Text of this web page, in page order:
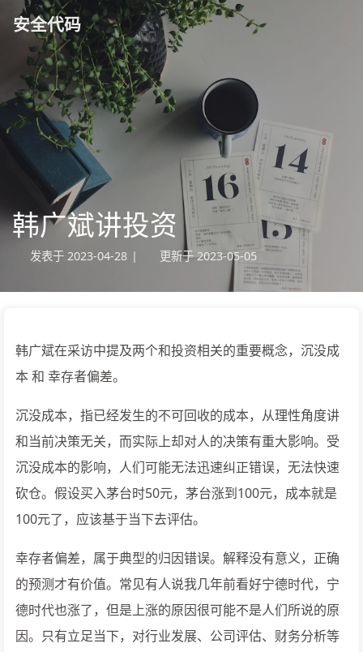
安全代码
韩广斌讲投资
发表于 2023-04-28 | 更新于 2023-05-05
韩广斌在采访中提及两个和投资相关的重要概念，沉没成
本 和 幸存者偏差。
沉没成本，指已经发生的不可回收的成本，从理性角度讲
和当前决策无关，而实际上却对人的决策有重大影响。受
沉没成本的影响，人们可能无法迅速纠正错误，无法快速
砍仓。假设买入茅台时50元，茅台涨到100元，成本就是
100元了，应该基于当下去评估。
幸存者偏差，属于典型的归因错误。解释没有意义，正确
的预测才有价值。常见有人说我几年前看好宁德时代，宁
德时代也涨了，但是上涨的原因很可能不是人们所说的原
因。只有立足当下，对行业发展、公司评估、财务分析等